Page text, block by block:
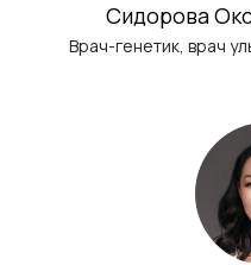
Сидорова
Врач-генетик, врач